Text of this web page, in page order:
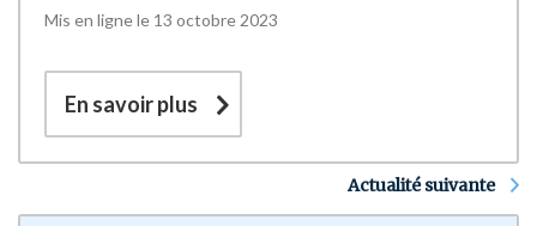
Mis en ligne le 13 octobre 2023
En savoir plus
Actualité suivante